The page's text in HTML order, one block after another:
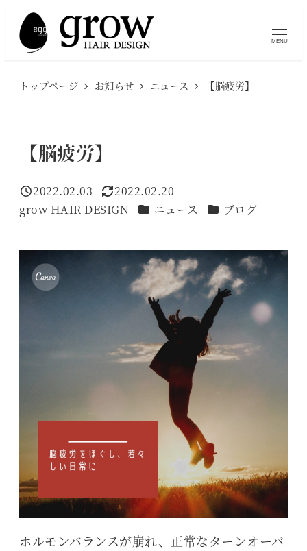
MENU
トップページ お知らせ ニュース 【脳疲労】
【脳疲労】
投稿日
2022.02.03
更新日
2022.02.20
著
grow HAIR DESIGN カテゴリー
ニュース カテゴリー
ブログ
ホルモンバランスが崩れ、正常なターンオーバ